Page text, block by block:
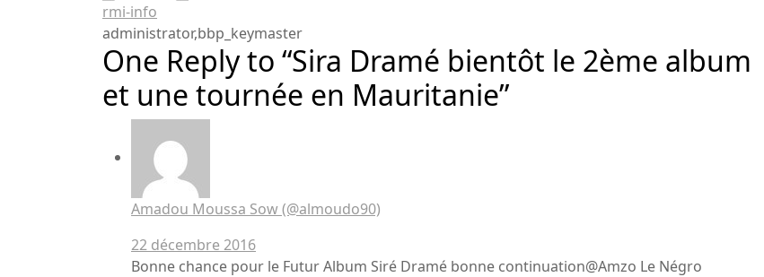
rmi-info
administrator,bbp_keymaster
One Reply to “Sira Dramé bientôt le 2ème album
et une tournée en Mauritanie”
Amadou Moussa Sow (@almoudo90)
22 décembre 2016
Bonne chance pour le Futur Album Siré Dramé bonne continuation@Amzo Le Négro